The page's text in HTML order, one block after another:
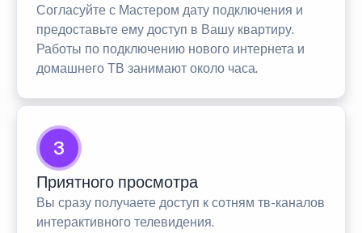
Согласуйте с Мастером дату подключения и
предоставьте ему доступ в Вашу квартиру.
Работы по подключению нового интернета и
домашнего ТВ занимают около часа.
3
Приятного просмотра
Вы сразу получаете доступ к сотням тв-каналов
интерактивного телевидения.